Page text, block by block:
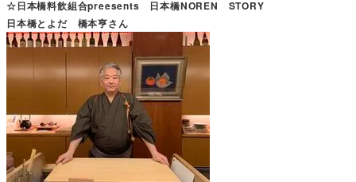
☆日本橋料飲組合preesents 日本橋NOREN STORY
日本橋とよだ 橋本亨さん